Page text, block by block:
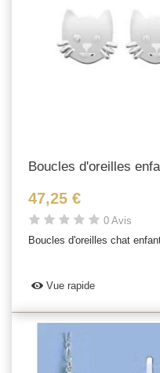
Boucles d'oreilles
47,25 €
0 Avis
Boucles d'oreilles chat
Vue rapide